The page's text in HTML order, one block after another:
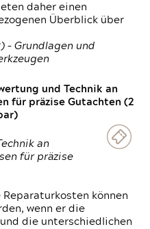
daher einen
Überblick über
– Grundlagen und
und Technik an
für präzise Gutachten (2
an
für präzise
können
wenn er die
die unterschiedlichen